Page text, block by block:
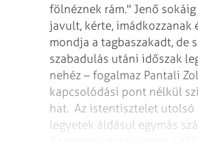
fölnéznek rám." Jenő
javult, kérte, imádkozzanak
mondja a tagbaszakadt, de
szabadulás utáni időszak
nehéz – fogalmaz Pantali
kapcsolódási pont nélkül
hat. Az istentisztelet utolsó
legyetek áldásul egymás